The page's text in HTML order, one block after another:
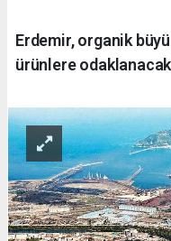
Erdemir, organik
ürünlere odaklanacak